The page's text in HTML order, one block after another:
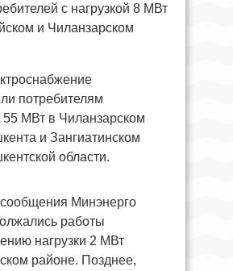
с нагрузкой 8 МВт
и Чиланзарском
потребителям
55 МВт в Чиланзарском
и Зангиатинском
области.
Минэнерго
работы
нагрузки 2 МВт
районе. Позднее,